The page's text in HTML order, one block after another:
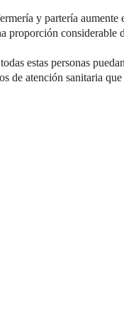
y partería
estas personas
de atención sanitaria